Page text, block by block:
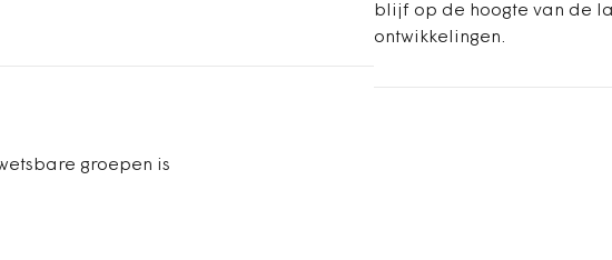
groepen is
blijf op de hoogte van de
ontwikkelingen.